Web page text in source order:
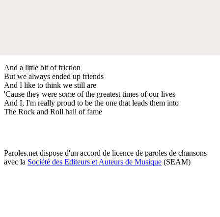
And a little bit of friction
But we always ended up friends
And I like to think we still are
'Cause they were some of the greatest times of our lives
And I, I'm really proud to be the one that leads them into
The Rock and Roll hall of fame
Paroles.net dispose d'un accord de licence de paroles de chansons
avec la Société des Editeurs et Auteurs de Musique (SEAM)